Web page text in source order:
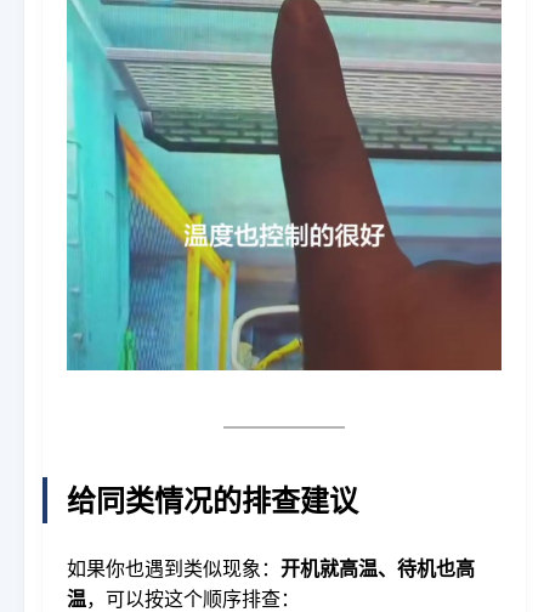
给同类情况的排查建议
如果你也遇到类似现象： 开机就高温、待机也高
温，可以按这个顺序排查：